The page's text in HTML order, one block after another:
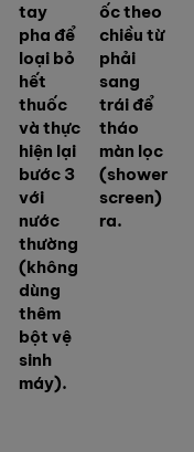
tay
pha để
loại bỏ
hết
thuốc
và thực
hiện lại
bước 3
với
nước
thường
(không
dùng
thêm
bột vệ
sinh
máy).
ốc theo
chiều từ
phải
sang
trái để
tháo
màn lọc
(shower
screen)
ra.